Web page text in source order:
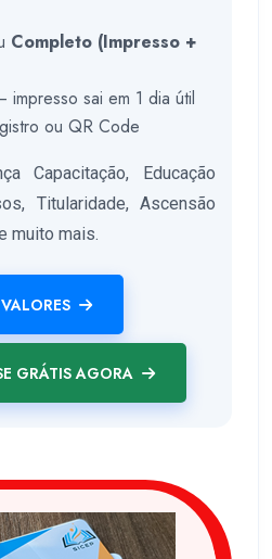
Completo (Impresso +
impresso sai em 1 dia útil
ou QR Code
Capacitação, Educação
Titularidade, Ascensão
muito mais.
GRÁTIS AGORA